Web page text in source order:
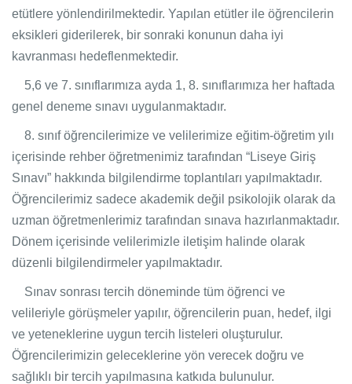
etütlere yönlendirilmektedir. Yapılan etütler ile öğrencilerin
eksikleri giderilerek, bir sonraki konunun daha iyi
kavranması hedeflenmektedir.
5,6 ve 7. sınıflarımıza ayda 1, 8. sınıflarımıza her haftada
genel deneme sınavı uygulanmaktadır.
8. sınıf öğrencilerimize ve velilerimize eğitim-öğretim yılı
içerisinde rehber öğretmenimiz tarafından “Liseye Giriş
Sınavı” hakkında bilgilendirme toplantıları yapılmaktadır.
Öğrencilerimiz sadece akademik değil psikolojik olarak da
uzman öğretmenlerimiz tarafından sınava hazırlanmaktadır.
Dönem içerisinde velilerimizle iletişim halinde olarak
düzenli bilgilendirmeler yapılmaktadır.
Sınav sonrası tercih döneminde tüm öğrenci ve
velileriyle görüşmeler yapılır, öğrencilerin puan, hedef, ilgi
ve yeteneklerine uygun tercih listeleri oluşturulur.
Öğrencilerimizin geleceklerine yön verecek doğru ve
sağlıklı bir tercih yapılmasına katkıda bulunulur.